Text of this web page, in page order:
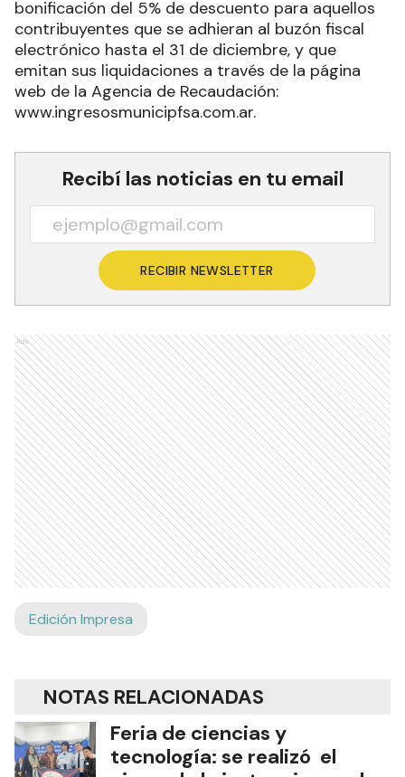
bonificación del 5% de descuento para aquellos
contribuyentes que se adhieran al buzón fiscal
electrónico hasta el 31 de diciembre, y que
emitan sus liquidaciones a través de la página
web de la Agencia de Recaudación:
www.ingresosmunicipfsa.com.ar.
Recibí las noticias en tu email
RECIBIR NEWSLETTER
Ads
Edición Impresa
NOTAS RELACIONADAS
Feria de ciencias y
tecnología: se realizó el